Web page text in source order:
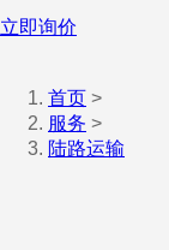
立即询价
首页 >
服务 >
陆路运输